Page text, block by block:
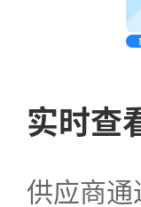
实时查
供应商